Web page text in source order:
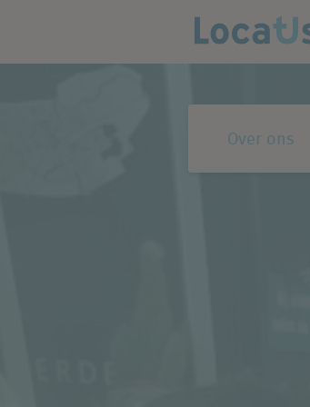
Over ons